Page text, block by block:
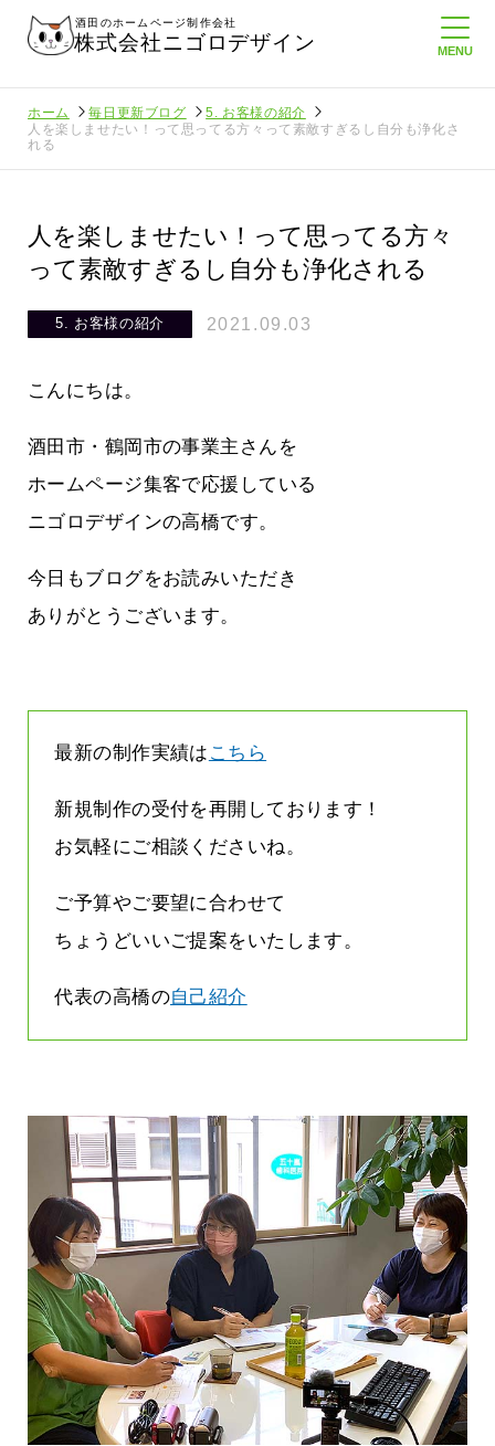
酒田のホームページ制作会社
株式会社ニゴロデザイン
ホーム 毎日更新ブログ
5. お客様の紹介
人を楽しませたい！って思ってる方々って素敵すぎるし自分も浄化さ
れる
人を楽しませたい！って思ってる方々
って素敵すぎるし自分も浄化される
5. お客様の紹介 2021.09.03
こんにちは。
酒田市・鶴岡市の事業主さんを
ホームページ集客で応援している
ニゴロデザインの高橋です。
今日もブログをお読みいただき
ありがとうございます。
最新の制作実績は こちら
新規制作の受付を再開しております！
お気軽にご相談くださいね。
ご予算やご要望に合わせて
ちょうどいいご提案をいたします。
代表の高橋の自己紹介
ムペ
周りのがんばる経営者さんに負けない
気持ちでホームページで役に立ちたい
2026.07.30